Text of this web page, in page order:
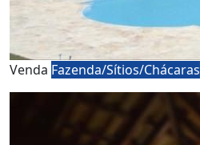
Venda Fazenda/Sítios/Chácaras